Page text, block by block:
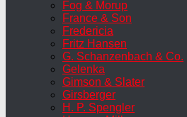
Fog & Morup
France & Son
Fredericia
Fritz Hansen
G. Schanzenbach & Co.
Gelenka
Gimson & Slater
Girsberger
H. P. Spengler